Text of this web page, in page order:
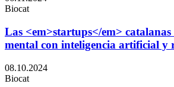
Biocat
Las <em>startups</em>
mental con inteligencia artificial y
08.10.2024
Biocat